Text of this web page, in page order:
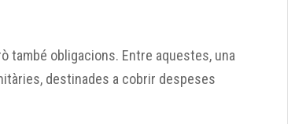
també obligacions. Entre aquestes, una
destinades a cobrir despeses